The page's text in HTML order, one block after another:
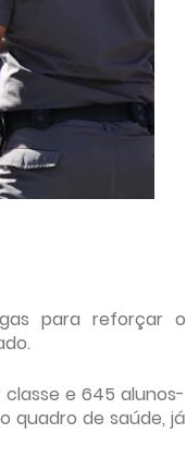
para reforçar o
e 645 alunos-
quadro de saúde, já